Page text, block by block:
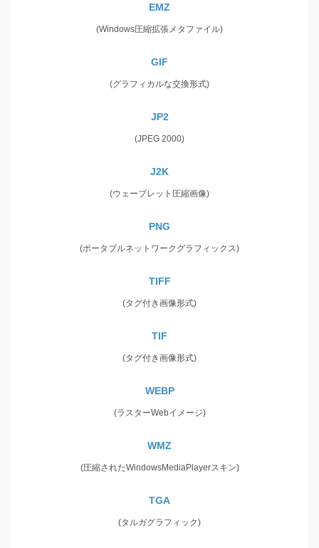
EMZ
(Windows圧縮拡張メタファイル)
GIF
(グラフィカルな交換形式)
JP2
(JPEG 2000)
J2K
(ウェーブレット圧縮画像)
PNG
(ポータブルネットワークグラフィックス)
TIFF
(タグ付き画像形式)
TIF
(タグ付き画像形式)
WEBP
(ラスターWebイメージ)
WMZ
(圧縮されたWindowsMediaPlayerスキン)
TGA
(タルガグラフィック)